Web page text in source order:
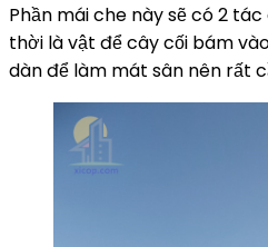
Phần mái che này sẽ có 2
thời là vật để cây cối bám
dàn để làm mát sân nên rất